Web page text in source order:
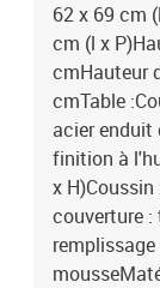
62 x 69 cm
cm (l x
cmHauteur
cmTable
acier enduit
finition à
x
couverture :